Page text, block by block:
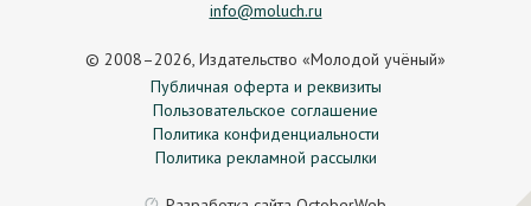
info@moluch.ru
© 2008–2026, Издательство «Молодой учёный»
Публичная оферта и реквизиты
Пользовательское соглашение
Политика конфиденциальности
Политика рекламной рассылки